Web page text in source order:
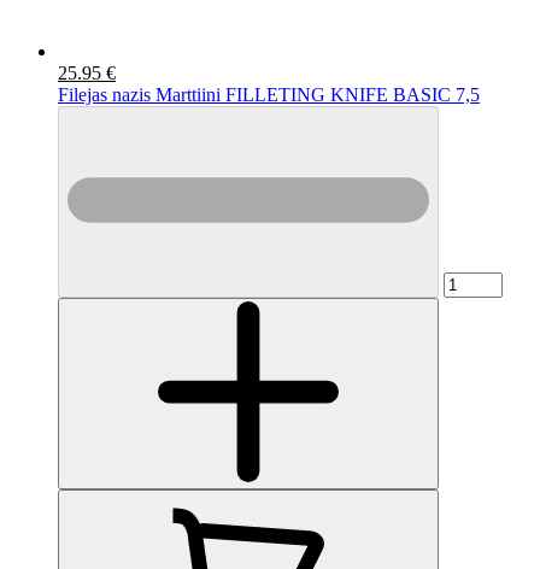
25.95 €
Filejas nazis Marttiini FILLETING KNIFE BASIC 7,5